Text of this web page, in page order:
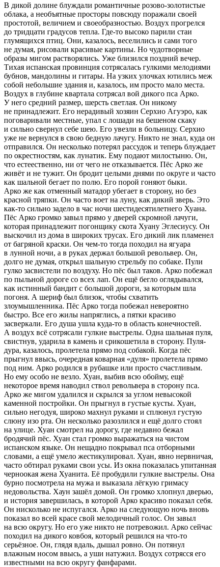
В дикой долине блуждали романтичные розово-золотистые
облака, а необъятные просторы повсюду поражали своей
простотой, величием и своеобразностью. Воздух прогрелся
до тридцати градусов тепла. Где-то высоко парили стаи
глумящихся птиц. Они, казалось, веселились и сами того
не думая, рисовали красивые картины. Но чудотворные
образы мигом растворялись. Уже близился поздний вечер.
Тихая испанская провинция сотрясалась гулкими мелодиями
бубнов, мандолины и гитары. На узких улочках ютились меж
собой небольшие здания и, казалось, им просто мало места.
Воздух в глубине квартала сотрясал вой дикого пса Арко.
У него средний размер, шерсть светлая. Он никому
не принадлежит. Его нерадивый хозяин Серхио Агуэро, как
поговаривали местные, упал с лошади на бешеном скаку
и сильно свернул себе шею. Его увезли в больницу. Серхио
уже не вернулся в свою бедную лачугу. Никто не знал, куда он
отправился. Он несколько потерял рассудок и теперь блуждает
по окрестностям, как лунатик. Ему подают милостыню. Он,
что естеественно, ни от чего не отказывается. Пёс Арко же
живёт и не тужит. Он бродит целыми днями по округе и часто
как шальной бегает по полю. Его порой гоняют быки.
Арко же как отменный матадор убегает в сторону, но без
красной тряпки. Он часто воет на луну, как дикий зверь. Это
как-то сильно задело в час ночи шестидесятилетнего Хуана.
Пёс Арко громко завыл прямо у дверей скромной лачуги,
которая принадлежит погонщику скота Хуану Эглесиусу. Он
выскочил из дома в широких трусах. Его дикий лик пламенел
от багряной краски. Он чем-то тогда походил на ягуара
в лунной ночи, а в руках держал большой револьвер. Он,
долго не думая, открыл шальную стрельбу по собаке. Пули
гулко засвистели по воздуху. Но пёс был таков. Арко побежал
по пыльной дороге со всех лап. Он ещё бегло оглядывался,
как истинный бандит с большой дороги, за которым шла
погоня. А шериф был близок, чтобы схватить
злоумышленника. Пёс Арко тогда побежал невероятно
быстро. Все его жилы напряглись, а пятки красиво
засверкали. Его душа ушла куда-то в область конечностей.
А воздух всё сотрясали гулкие выстрелы. Одна шальная пуля,
свистнув, ударила в камень и срикошетила в сторону. Пуля-
дура, казалось, пролетела прямо под собакой. Когда пёс
прыгнул ввысь, очередная коварная «дуля» пролетела прямо
под ним. Арко родился в рубашке или просто счастливым.
Но ему особо не везло. Хуан, выбив всю обойму, ещё
некоторое время наводил ствол револьвера в сторону пса.
Арко же мигом удалился и скрылся за углом невысокой
каменной постройки. Он прыгнул в густые кусты. Хуан,
сильно негодуя, широко махнул руками и сплюнул густую
слюну изо рта. Он несколько разозлился и ещё долго стоял
на улице. Хуан смотрел на дорогу, где недавно бежал
бродячий пёс. Хуан стал громко выражаться на чистом
испанском языке. Он нещадно покрывал пса отборными
словами, а ещё умело жестикулировал. Хуан, явно нервничая,
часто обтирал руками свои усы. Из окна показалась упитанная
черноокая жена Хуанита. Её пробудили гулкие выстрелы. Она
бурно посмотрела на мужа и выказала лёгкую гримасу
недовольства. Хаун зашёл домой. Он громко хлопнул дверью,
и история завершилась, в которой Арко красиво показал себя.
Он нисколько не испугался. Арко на следующую ночь вновь
показал во всей красе свой мелодичный голос. Он завыл
на всю округу. Но его уже никто не потревожил. Арко сейчас
походил на дикого ковбоя, который решился на что-то
серьёзное. Он, глядя вдаль, дышал ровно. Он потянул
влажным носом ввысь, а уши натужил. Воздух сотрясся его
известными на всю округу фанфарами.